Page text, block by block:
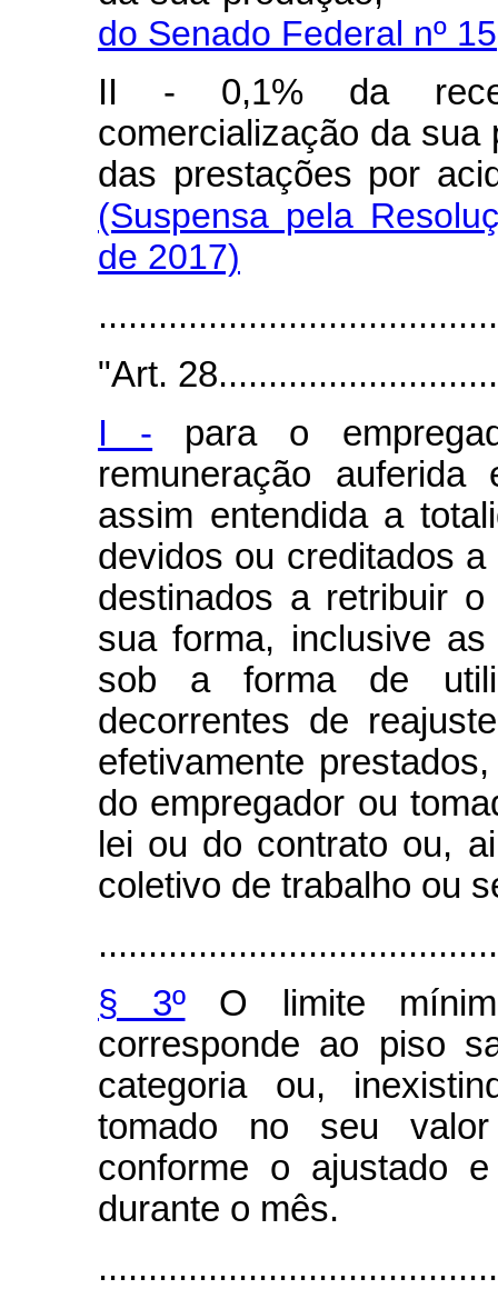
do Senado Federal nº
II - 0,1% da
comercialização da sua
das prestações
(Suspensa pela
de 2017)
"Art.
I - para o
remuneração
assim entendida a
devidos ou creditados
destinados a retribuir
sua forma, inclusive
sob a forma de
decorrentes de
efetivamente
do empregador ou
lei ou do contrato ou,
coletivo de trabalho ou
§ 3ºO limite mínimo
corresponde ao piso
categoria ou,
tomado no seu
conforme o ajustado
durante o mês.